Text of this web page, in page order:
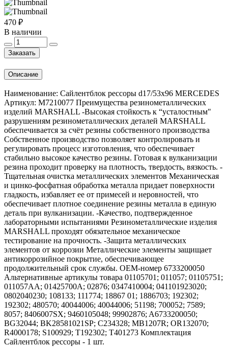
470 ₽
В наличии
Заказать
Описание
Наименование: Сайлентблок рессоры d17/53x96 MERCEDES
Артикул: M7210077 Преимущества резинометаллических
изделий MARSHALL -Высокая стойкость к “усталостным"
разрушениям резинометаллических деталей MARSHALL
обеспечивается за счёт резины собственного производства
Собственное производство позволяет контролировать и
регулировать процесс изготовления, что обеспечивает
стабильно высокое качество резины. Готовая к вулканизации
резина проходит проверку на плотность, твердость, вязкость. -
Тщательная очистка металлических элементов Механическая
и цинко-фосфатная обработка металла придает поверхности
гладкость, избавляет ее от примесей и неровностей, что
обеспечивает плотное соединение резины металла в единую
деталь при вулканизации. -Качество, подтвержденное
лабораторными испытаниями Резинометаллические изделия
MARSHALL проходят обязательное механическое
тестирование на прочность. -Защита металлических
элементов от коррозии Металлические элементы защищает
антикоррозийное покрытие, обеспечивающее
продолжительный срок службы. OEM-номер 6733200050
Альтернативные артикулы товара 01105701; 011057; 01105751;
011057AA; 01425700A; 02876; 0347410004; 041101923020;
0802040230; 108133; 111774; 18867 01; 1886703; 192302;
192302; 480570; 40044006; 40044006; 51198; 700052; 7589;
8057; 8406007SX; 9460105048; 99902876; A6733200050;
BG32044; BK28581021SP; C234328; MB1207R; OR132070;
R4000178; S100929; T192302; T401273 Комплектация
Сайлентблок рессоры - 1 шт.